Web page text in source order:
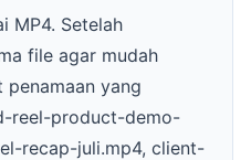
MP4. Setelah
file agar mudah
penamaan yang
reel-product-demo-
recap-juli.mp4, client-